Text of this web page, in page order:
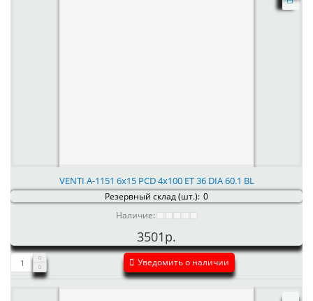
VENTI А-1151 6x15 PCD 4x100 ET 36 DIA 60.1 BL
Резервный склад (шт.): 0
Наличие:
3501р.
Уведомить о наличии